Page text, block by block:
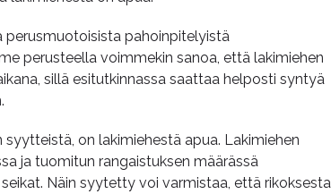
perusmuotoisista pahoinpitelyistä
perusteella voimmekin sanoa, että lakimiehen
sillä esitutkinnassa saattaa helposti syntyä
on lakimiehestä apua. Lakimiehen
ja tuomitun rangaistuksen määrässä
Näin syytetty voi varmistaa, että rikoksesta